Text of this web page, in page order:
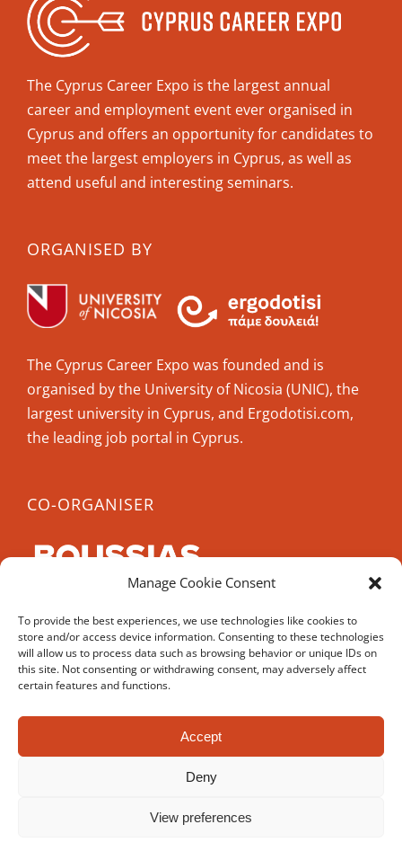
Manage Cookie Consent
To provide the best experiences, we use technologies like cookies to
store and/or access device information. Consenting to these technologies
will allow us to process data such as browsing behavior or unique IDs on
this site. Not consenting or withdrawing consent, may adversely affect
certain features and functions.
Accept
Deny
View preferences
The Cyprus Career Expo is the largest annual
career and employment event ever organised in
Cyprus and offers an opportunity for candidates to
meet the largest employers in Cyprus, as well as
attend useful and interesting seminars.
ORGANISED BY
The Cyprus Career Expo was founded and is
organised by the University of Nicosia (UNIC), the
largest university in Cyprus, and Ergodotisi.com,
the leading job portal in Cyprus.
CO-ORGANISER
B2B media company, with over 40 years experience
in organising conferences and awards.
Reserved | Powered byUNIC